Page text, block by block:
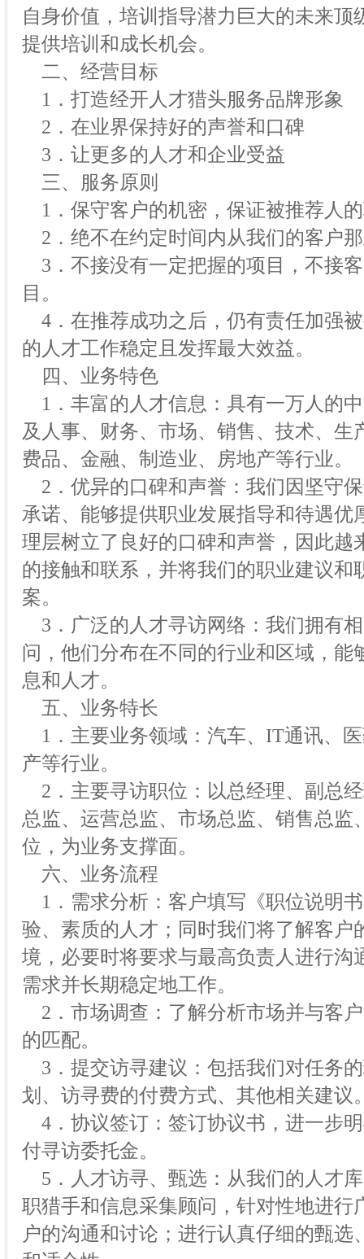
自身价值，培训指导潜力巨大的未来
提供培训和成长机会。
二、经营目标
1．打造经开人才猎头服务品牌形象
2．在业界保持好的声誉和口碑
3．让更多的人才和企业受益
三、服务原则
1．保守客户的机密，保证被推荐人
2．绝不在约定时间内从我们的客户
3．不接没有一定把握的项目，不接
目。
4．在推荐成功之后，仍有责任加强
的人才工作稳定且发挥最大效益。
四、业务特色
1．丰富的人才信息：具有一万人的
及人事、财务、市场、销售、技术、
费品、金融、制造业、房地产等行业。
2．优异的口碑和声誉：我们因坚守
承诺、能够提供职业发展指导和待遇
理层树立了良好的口碑和声誉，因此
的接触和联系，并将我们的职业建议
案。
3．广泛的人才寻访网络：我们拥有
问，他们分布在不同的行业和区域，
息和人才。
五、业务特长
1．主要业务领域：汽车、IT通讯、
产等行业。
2．主要寻访职位：以总经理、副总
总监、运营总监、市场总监、销售总
位，为业务支撑面。
六、业务流程
1．需求分析：客户填写《职位说明
验、素质的人才；同时我们将了解客户
境，必要时将要求与最高负责人进行
需求并长期稳定地工作。
2．市场调查：了解分析市场并与客
的匹配。
3．提交访寻建议：包括我们对任务
划、访寻费的付费方式、其他相关建议
4．协议签订：签订协议书，进一步
付寻访委托金。
5．人才访寻、甄选：从我们的人才
职猎手和信息采集顾问，针对性地进
户的沟通和讨论；进行认真仔细的甄